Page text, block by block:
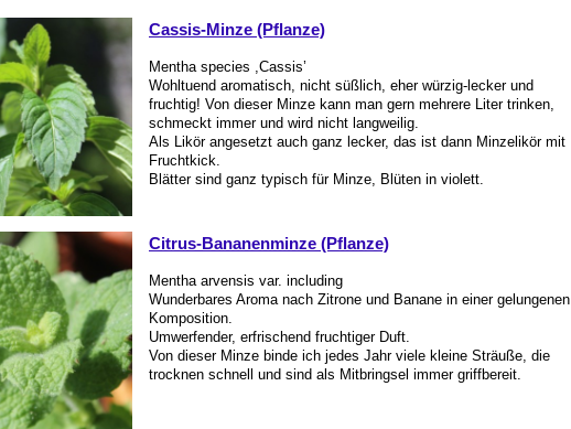
Cassis-Minze (Pflanze)
Mentha species ,Cassis’
Wohltuend aromatisch, nicht süßlich, eher würzig-lecker und
fruchtig! Von dieser Minze kann man gern mehrere Liter trinken,
schmeckt immer und wird nicht langweilig.
Als Likör angesetzt auch ganz lecker, das ist dann Minzelikör mit
Fruchtkick.
Blätter sind ganz typisch für Minze, Blüten in violett.
Citrus-Bananenminze (Pflanze)
Mentha arvensis var. including
Wunderbares Aroma nach Zitrone und Banane in einer gelungenen
Komposition.
Umwerfender, erfrischend fruchtiger Duft.
Von dieser Minze binde ich jedes Jahr viele kleine Sträuße, die
trocknen schnell und sind als Mitbringsel immer griffbereit.